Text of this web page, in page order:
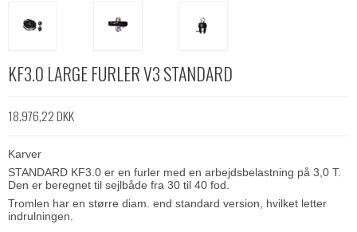
KF3.0 LARGE FURLER V3 STANDARD
18.976,22 DKK
Karver
STANDARD KF3.0 er en furler med en arbejdsbelastning på 3,0 T.
Den er beregnet til sejlbåde fra 30 til 40 fod.
Tromlen har en større diam. end standard version, hvilket letter
indrulningen.